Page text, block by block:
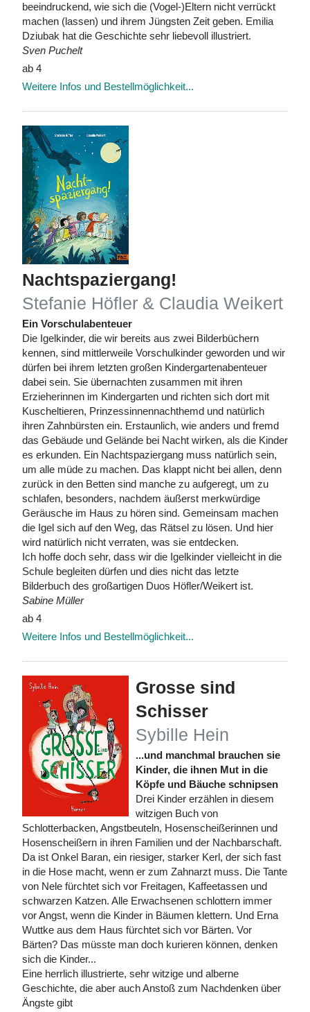
beeindruckend, wie sich die (Vogel-)Eltern nicht verrückt
machen (lassen) und ihrem Jüngsten Zeit geben. Emilia
Dziubak hat die Geschichte sehr liebevoll illustriert.
Sven Puchelt
ab 4
Weitere Infos und Bestellmöglichkeit...
Nachtspaziergang!
Stefanie Höfler & Claudia Weikert
Ein Vorschulabenteuer
Die Igelkinder, die wir bereits aus zwei Bilderbüchern
kennen, sind mittlerweile Vorschulkinder geworden und wir
dürfen bei ihrem letzten großen Kindergartenabenteuer
dabei sein. Sie übernachten zusammen mit ihren
Erzieherinnen im Kindergarten und richten sich dort mit
Kuscheltieren, Prinzessinnennachthemd und natürlich
ihren Zahnbürsten ein. Erstaunlich, wie anders und fremd
das Gebäude und Gelände bei Nacht wirken, als die Kinder
es erkunden. Ein Nachtspaziergang muss natürlich sein,
um alle müde zu machen. Das klappt nicht bei allen, denn
zurück in den Betten sind manche zu aufgeregt, um zu
schlafen, besonders, nachdem äußerst merkwürdige
Geräusche im Haus zu hören sind. Gemeinsam machen
die Igel sich auf den Weg, das Rätsel zu lösen. Und hier
wird natürlich nicht verraten, was sie entdecken.
Ich hoffe doch sehr, dass wir die Igelkinder vielleicht in die
Schule begleiten dürfen und dies nicht das letzte
Bilderbuch des großartigen Duos Höfler/Weikert ist.
Sabine Müller
ab 4
Weitere Infos und Bestellmöglichkeit...
Grosse sind
Schisser
Sybille Hein
...und manchmal brauchen sie
Kinder, die ihnen Mut in die
Köpfe und Bäuche schnipsen
Drei Kinder erzählen in diesem
witzigen Buch von
Schlotterbacken, Angstbeuteln, Hosenscheißerinnen und
Hosenscheißern in ihren Familien und der Nachbarschaft.
Da ist Onkel Baran, ein riesiger, starker Kerl, der sich fast
in die Hose macht, wenn er zum Zahnarzt muss. Die Tante
von Nele fürchtet sich vor Freitagen, Kaffeetassen und
schwarzen Katzen. Alle Erwachsenen schlottern immer
vor Angst, wenn die Kinder in Bäumen klettern. Und Erna
Wuttke aus dem Haus fürchtet sich vor Bärten. Vor
Bärten? Das müsste man doch kurieren können, denken
sich die Kinder...
Eine herrlich illustrierte, sehr witzige und alberne
Geschichte, die aber auch Anstoß zum Nachdenken über
Ängste gibt